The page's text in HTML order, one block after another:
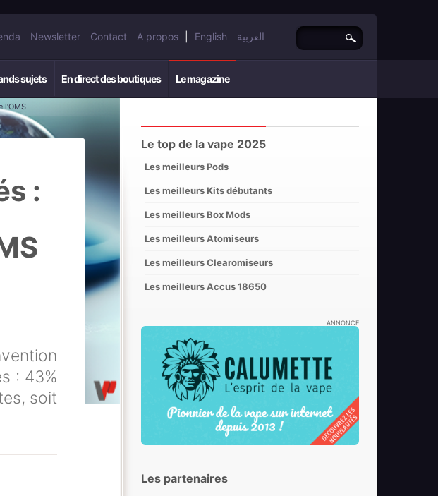
Newsletter Contact A propos English العربية
sujets En direct des boutiques Le magazine
:
: 43%
soit
Le top de la vape 2025
Les meilleurs Pods
Les meilleurs Kits débutants
Les meilleurs Box Mods
Les meilleurs Atomiseurs
Les meilleurs Clearomiseurs
Les meilleurs Accus 18650
ANNONCE
Les partenaires